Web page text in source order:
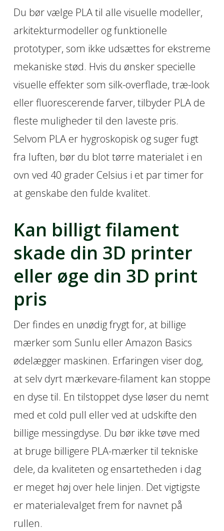
Du bør vælge PLA til alle visuelle modeller,
arkitekturmodeller og funktionelle
prototyper, som ikke udsættes for ekstreme
mekaniske stød. Hvis du ønsker specielle
visuelle effekter som silk-overflade, træ-look
eller fluorescerende farver, tilbyder PLA de
fleste muligheder til den laveste pris.
Selvom PLA er hygroskopisk og suger fugt
fra luften, bør du blot tørre materialet i en
ovn ved 40 grader Celsius i et par timer for
at genskabe den fulde kvalitet.
Kan billigt filament
skade din 3D printer
eller øge din 3D print
pris
Der findes en unødig frygt for, at billige
mærker som Sunlu eller Amazon Basics
ødelægger maskinen. Erfaringen viser dog,
at selv dyrt mærkevare-filament kan stoppe
en dyse til. En tilstoppet dyse løser du nemt
med et cold pull eller ved at udskifte den
billige messingdyse. Du bør ikke tøve med
at bruge billigere PLA-mærker til tekniske
dele, da kvaliteten og ensartetheden i dag
er meget høj over hele linjen. Det vigtigste
er materialevalget frem for navnet på
rullen.